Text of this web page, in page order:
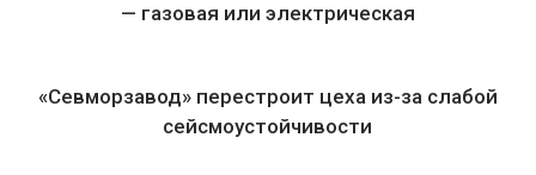
— газовая или электрическая
«Севморзавод» перестроит цеха из-за слабой
сейсмоустойчивости